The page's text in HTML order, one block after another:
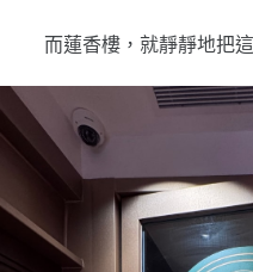
而蓮香樓，就靜靜地把